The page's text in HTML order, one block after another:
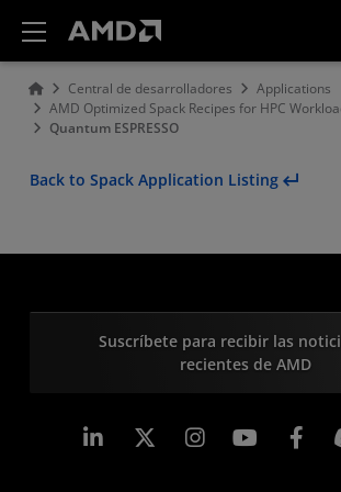
Central de desarrolladores
Applications
AMD Optimized Spack Recipes for HPC
Quantum ESPRESSO
Back to Spack Application Listing
Suscríbete para recibir las
recientes de AMD
LinkedIn Instagram